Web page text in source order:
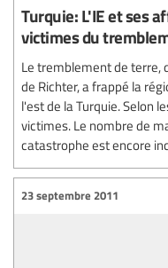
Turquie: L'IE et ses
victimes du
Le tremblement de terre,
de Richter, a frappé la
l'est de la Turquie. Selon
victimes. Le nombre de
catastrophe est encore
23 septembre 2011